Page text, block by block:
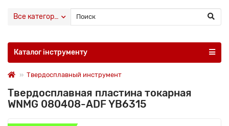
Все категории
Каталог інструменту
Твердосплавный инструмент
Твердосплавная пластина токарная
WNMG 080408-ADF YB6315